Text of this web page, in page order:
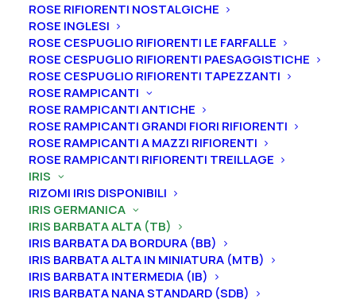
ROSE RIFIORENTI NOSTALGICHE
ROSE INGLESI
ROSE CESPUGLIO RIFIORENTI LE FARFALLE
ROSE CESPUGLIO RIFIORENTI PAESAGGISTICHE
ROSE CESPUGLIO RIFIORENTI TAPEZZANTI
ROSE RAMPICANTI
ROSE RAMPICANTI ANTICHE
ROSE RAMPICANTI GRANDI FIORI RIFIORENTI
ROSE RAMPICANTI A MAZZI RIFIORENTI
ROSE RAMPICANTI RIFIORENTI TREILLAGE
IRIS
RIZOMI IRIS DISPONIBILI
IRIS GERMANICA
IRIS BARBATA ALTA (TB)
IRIS BARBATA DA BORDURA (BB)
IRIS BARBATA ALTA IN MINIATURA (MTB)
IRIS BARBATA INTERMEDIA (IB)
IRIS BARBATA NANA STANDARD (SDB)
Iris germanica “Moustache Rose”
Iris germanica “Moustache
Rose”
From6,00€
L’iris germanica “Moustache Rose” havessilli rosa
chiaro puro, ali rosa-lilla, più chiari al centro, barbe
rosso corallo, estremamente lunghe con corna color
lavanda.Altezza 90 cm.Fioritura da intermedia a
tardiva.
Iris in vaso sono disponibili inqualsiasi periodo